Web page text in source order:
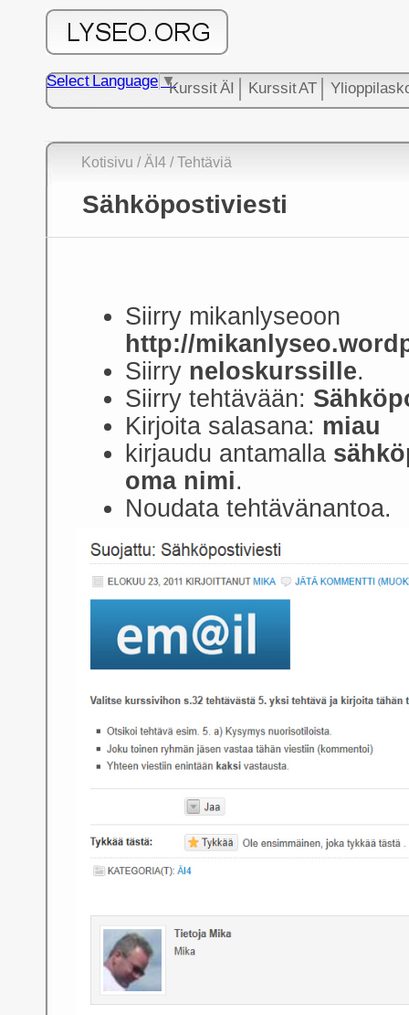
Kurssit ÄI Kurssit AT
Select Language ▼
Kotisivu /ÄI4 / Tehtäviä
Sähköpostiviesti
Siirry mikanlyseoon
http://
Siirry neloskurssille.
Siirry tehtävään:
Kirjoita salasana: miau
kirjaudu antamalla
oma nimi.
Noudata tehtävänantoa.